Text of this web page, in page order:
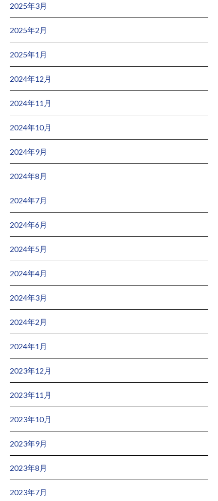
2025年3月
2025年2月
2025年1月
2024年12月
2024年11月
2024年10月
2024年9月
2024年8月
2024年7月
2024年6月
2024年5月
2024年4月
2024年3月
2024年2月
2024年1月
2023年12月
2023年11月
2023年10月
2023年9月
2023年8月
2023年7月